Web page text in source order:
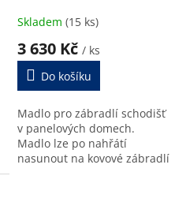
Skladem (15 ks)
3 630 Kč / ks
Do košíku
Madlo pro zábradlí schodišť
v panelových domech.
Madlo lze po nahřátí
nasunout na kovové zábradlí